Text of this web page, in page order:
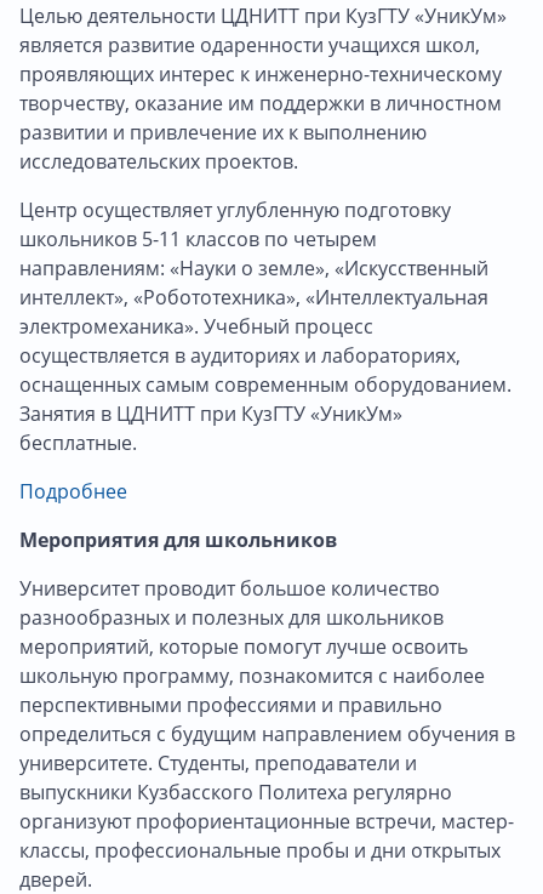
Целью деятельности ЦДНИТТ при КузГТУ «УникУм»
является развитие одаренности учащихся школ,
проявляющих интерес к инженерно-техническому
творчеству, оказание им поддержки в личностном
развитии и привлечение их к выполнению
исследовательских проектов.
Центр осуществляет углубленную подготовку
школьников 5-11 классов по четырем
направлениям: «Науки о земле», «Искусственный
интеллект», «Робототехника», «Интеллектуальная
электромеханика». Учебный процесс
осуществляется в аудиториях и лабораториях,
оснащенных самым современным оборудованием.
Занятия в ЦДНИТТ при КузГТУ «УникУм»
бесплатные.
Подробнее
Мероприятия для школьников
Университет проводит большое количество
разнообразных и полезных для школьников
мероприятий, которые помогут лучше освоить
школьную программу, познакомится с наиболее
перспективными профессиями и правильно
определиться с будущим направлением обучения в
университете. Студенты, преподаватели и
выпускники Кузбасского Политеха регулярно
организуют профориентационные встречи, мастер-
классы, профессиональные пробы и дни открытых
дверей.